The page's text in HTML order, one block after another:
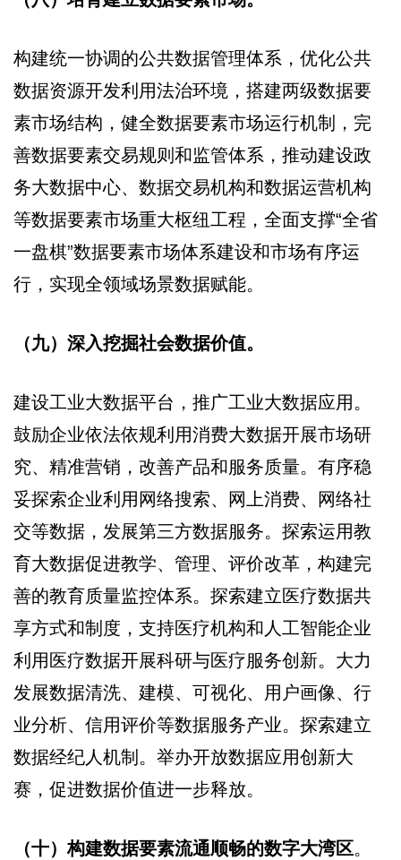
构建统一协调的公共数据管理体系，优化公共
数据资源开发利用法治环境，搭建两级数据要
素市场结构，健全数据要素市场运行机制，完
善数据要素交易规则和监管体系，推动建设政
务大数据中心、数据交易机构和数据运营机构
等数据要素市场重大枢纽工程，全面支撑“全省
一盘棋”数据要素市场体系建设和市场有序运
行，实现全领域场景数据赋能。
（九）深入挖掘社会数据价值。
建设工业大数据平台，推广工业大数据应用。
鼓励企业依法依规利用消费大数据开展市场研
究、精准营销，改善产品和服务质量。有序稳
妥探索企业利用网络搜索、网上消费、网络社
交等数据，发展第三方数据服务。探索运用教
育大数据促进教学、管理、评价改革，构建完
善的教育质量监控体系。探索建立医疗数据共
享方式和制度，支持医疗机构和人工智能企业
利用医疗数据开展科研与医疗服务创新。大力
发展数据清洗、建模、可视化、用户画像、行
业分析、信用评价等数据服务产业。探索建立
数据经纪人机制。举办开放数据应用创新大
赛，促进数据价值进一步释放。
（十）构建数据要素流通顺畅的数字大湾区。